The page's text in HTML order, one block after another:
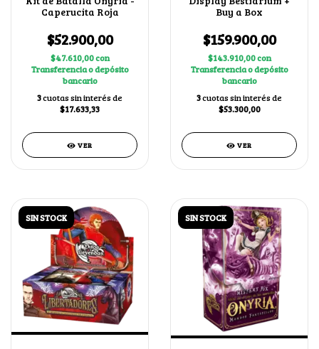
Caperucita Roja
$52.900,00
$47.610,00con
Transferencia o depósito
bancario
3cuotas sin interés de
$17.633,33
VER
Buy a Box
$159.900,00
$143.910,00con
Transferencia o depósito
bancario
3cuotas sin interés de
$53.300,00
VER
SIN STOCK SIN STOCK